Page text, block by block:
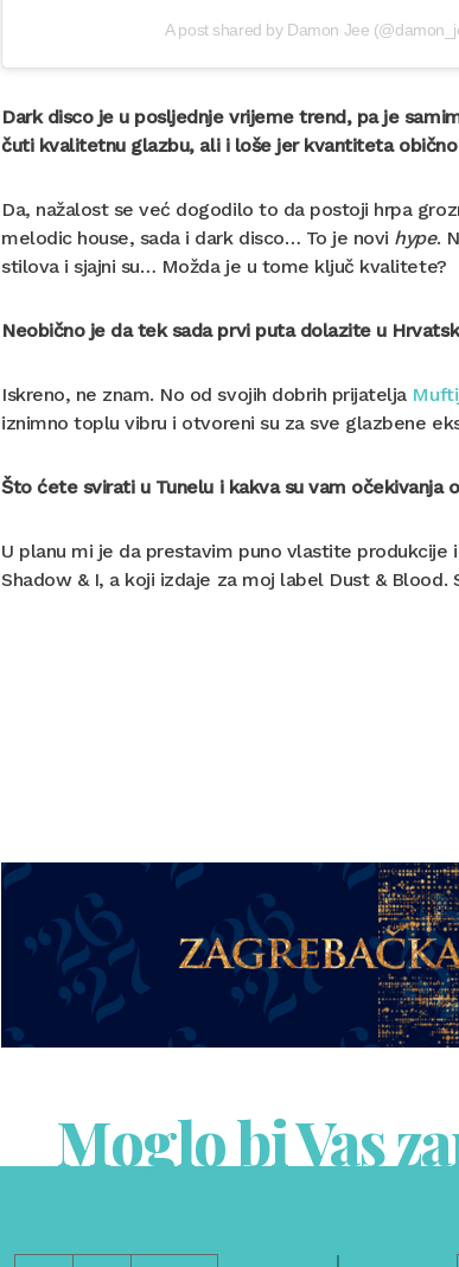
A post shared by Damon Jee
Dark disco je u posljednje vrijeme trend, pa je
čuti kvalitetnu glazbu, ali i loše jer kvantiteta
Da, nažalost se već dogodilo to da postoji hrpa
melodic house, sada i dark disco… To je novi hype.
stilova i sjajni su… Možda je u tome ključ kvalitete?
Neobično je da tek sada prvi puta dolazite u
Iskreno, ne znam. No od svojih dobrih prijatelja
iznimno toplu vibru i otvoreni su za sve glazbene
Što ćete svirati u Tunelu i kakva su vam očekivanja
U planu mi je da prestavim puno vlastite
Shadow & I, a koji izdaje za moj label Dust &
Moglo bi Vas